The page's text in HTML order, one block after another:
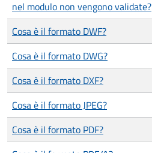
nel modulo non vengono validate?
Cosa è il formato DWF?
Cosa è il formato DWG?
Cosa è il formato DXF?
Cosa è il formato JPEG?
Cosa è il formato PDF?